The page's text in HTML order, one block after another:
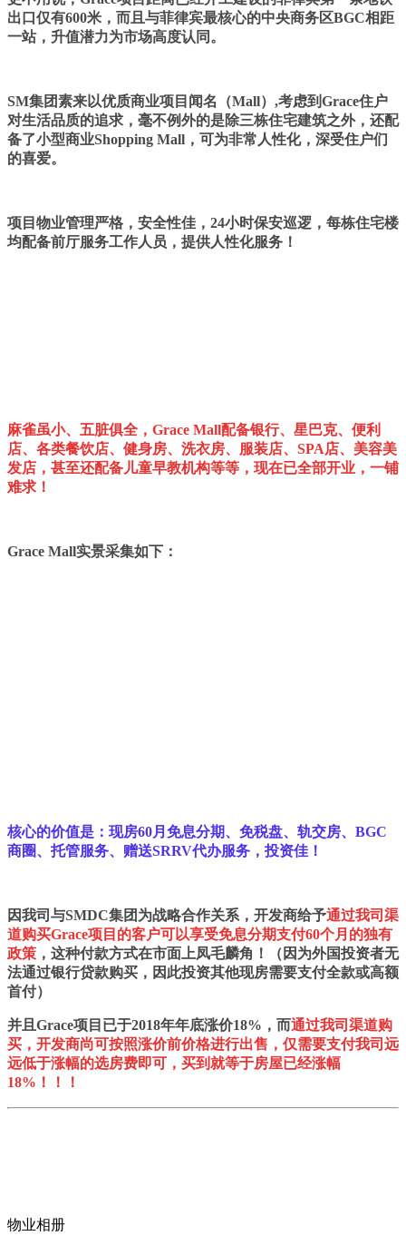
出口仅有600米，而且与菲律宾最核心的中央商务区BGC相距
一站，升值潜力为市场高度认同。
SM集团素来以优质商业项目闻名（Mall）,考虑到Grace住户
对生活品质的追求，毫不例外的是除三栋住宅建筑之外，还配
备了小型商业Shopping Mall，可为非常人性化，深受住户们
的喜爱。
项目物业管理严格，安全性佳，24小时保安巡逻，每栋住宅楼
均配备前厅服务工作人员，提供人性化服务！
麻雀虽小、五脏俱全，Grace Mall配备银行、星巴克、便利
店、各类餐饮店、健身房、洗衣房、服装店、SPA店、美容美
发店，甚至还配备儿童早教机构等等，现在已全部开业，一铺
难求！
Grace Mall实景采集如下：
核心的价值是：现房60月免息分期、免税盘、轨交房、BGC
商圈、托管服务、赠送SRRV代办服务，投资佳！
因我司与SMDC集团为战略合作关系，开发商给予通过我司渠
道购买Grace项目的客户可以享受免息分期支付60个月的独有
政策 ，这种付款方式在市面上凤毛麟角！（因为外国投资者无
法通过银行贷款购买，因此投资其他现房需要支付全款或高额
首付）
并且Grace项目已于2018年年底涨价18%，而通过我司渠道购
买，开发商尚可按照涨价前价格进行出售，仅需要支付我司远
远低于涨幅的选房费即可，买到就等于房屋已经涨幅
18%！！！
物业相册